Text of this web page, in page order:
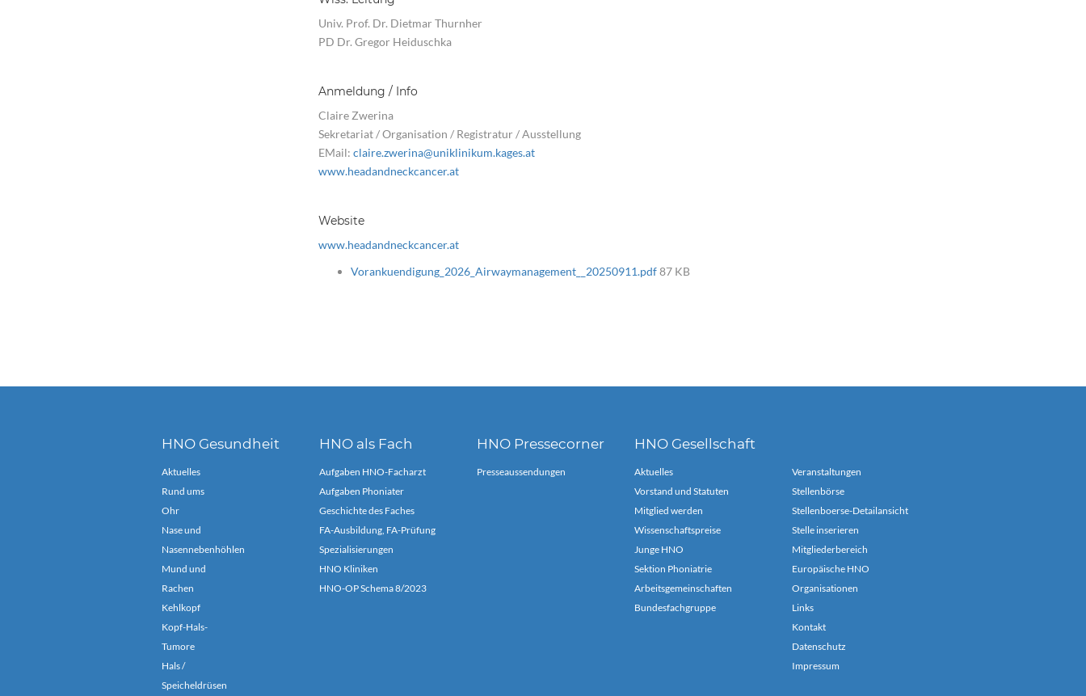
Univ. Prof. Dr. Dietmar Thurnher
PD Dr. Gregor Heiduschka
Anmeldung / Info
Claire Zwerina
Sekretariat / Organisation / Registratur / Ausstellung
EMail: claire.zwerina@uniklinikum.kages.at
www.headandneckcancer.at
Website
www.headandneckcancer.at
Vorankuendigung_2026_Airwaymanagement__20250911.pdf87 KB
HNO Gesundheit
Aktuelles
Rund ums
Ohr
Nase und
Nasennebenhöhlen
Mund und
Rachen
Kehlkopf
Kopf-Hals-
Tumore
Hals /
Speicheldrüsen
HNO als Fach
Aufgaben HNO-Facharzt
Aufgaben Phoniater
Geschichte des Faches
FA-Ausbildung, FA-Prüfung
Spezialisierungen
HNO Kliniken
HNO-OP Schema 8/2023
HNO Pressecorner
Presseaussendungen
HNO Gesellschaft
Aktuelles
Vorstand und Statuten
Mitglied werden
Wissenschaftspreise
Junge HNO
Sektion Phoniatrie
Arbeitsgemeinschaften
Bundesfachgruppe
Veranstaltungen
Stellenbörse
Stellenboerse-Detailansicht
Stelle inserieren
Mitgliederbereich
Europäische HNO
Organisationen
Links
Kontakt
Datenschutz
Impressum